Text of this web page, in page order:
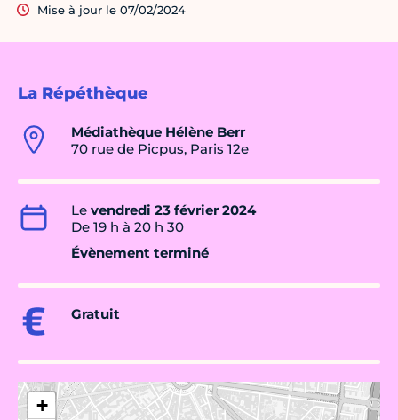
La Répéthèque
Médiathèque Hélène Berr
70 rue de Picpus, Paris 12e
Le vendredi 23 février 2024
De 19 h à 20 h 30
Évènement terminé
Gratuit
+
Mise à jour le 07/02/2024